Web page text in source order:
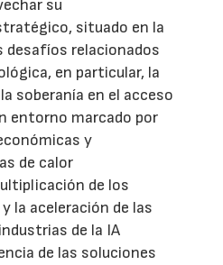
su
situado en la
desafíos relacionados
en particular, la
soberanía en el acceso
entorno marcado por
y
de calor
de los
la aceleración de las
de la IA
de las soluciones